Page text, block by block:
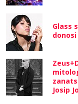
Glass
Josip